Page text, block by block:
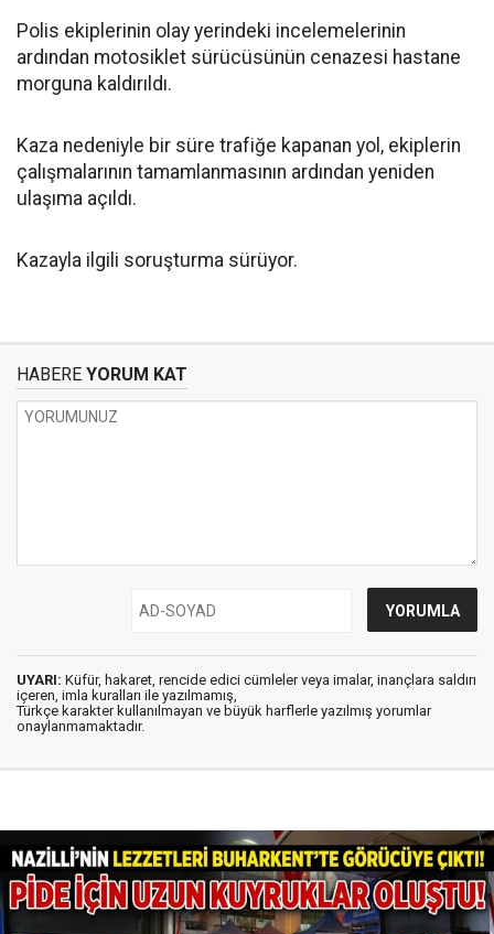
Polis ekiplerinin olay yerindeki incelemelerinin
ardından motosiklet sürücüsünün cenazesi hastane
morguna kaldırıldı.
Kaza nedeniyle bir süre trafiğe kapanan yol, ekiplerin
çalışmalarının tamamlanmasının ardından yeniden
ulaşıma açıldı.
Kazayla ilgili soruşturma sürüyor.
HABERE YORUM KAT
UYARI: Küfür, hakaret, rencide edici cümleler veya imalar, inançlara saldırı
içeren, imla kuralları ile yazılmamış,
Türkçe karakter kullanılmayan ve büyük harflerle yazılmış yorumlar
onaylanmamaktadır.